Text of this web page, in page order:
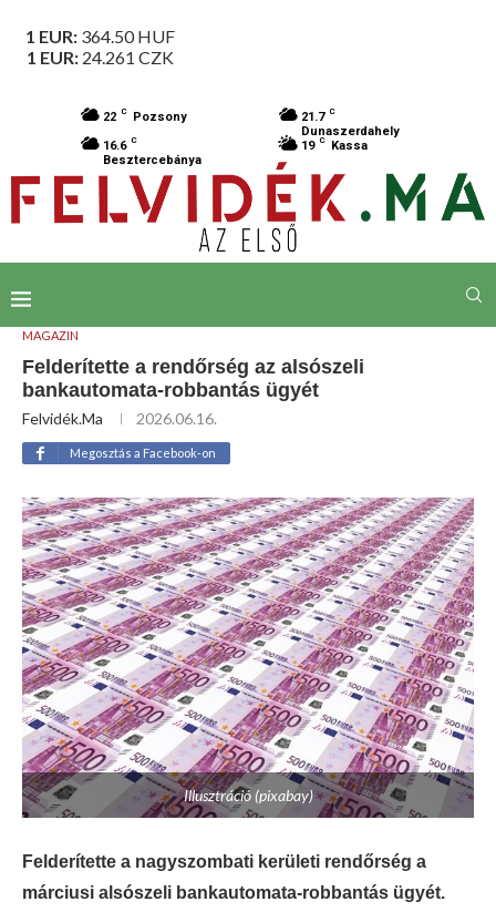
1 EUR: 364.50HUF
1 EUR: 24.261 CZK
22 C Pozsony 21.7 C
Dunaszerdahely
16.6 C
Besztercebánya
19 C Kassa
MAGAZIN
Felderítette a rendőrség az alsószeli
bankautomata-robbantás ügyét
Felvidék.ma 2026.06.16.
Megosztás a Facebook-on
Illusztráció (pixabay)
Felderítette a nagyszombati kerületi rendőrség a
márciusi alsószeli bankautomata-robbantás ügyét.